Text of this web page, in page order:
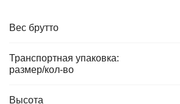
Вес брутто
Транспортная упаковка:
размер/кол-во
Высота